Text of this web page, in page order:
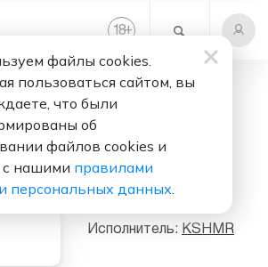
18+
Слушать бесплатно
The Spook
(Moshe Festival
Edit) (Single)
Исполнитель: KSHMR
файлы cookies.
пользоваться сайтом, вы
что были
об
файлов cookies и
с нашими правилами
персональных данных.